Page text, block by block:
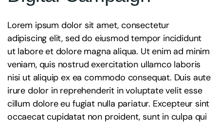
Lorem ipsum dolor sit amet, consectetur
adipiscing elit, sed do eiusmod tempor incididunt
ut labore et dolore magna aliqua. Ut enim ad minim
veniam, quis nostrud exercitation ullamco laboris
nisi ut aliquip ex ea commodo consequat. Duis aute
irure dolor in reprehenderit in voluptate velit esse
cillum dolore eu fugiat nulla pariatur. Excepteur sint
occaecat cupidatat non proident, sunt in culpa qui